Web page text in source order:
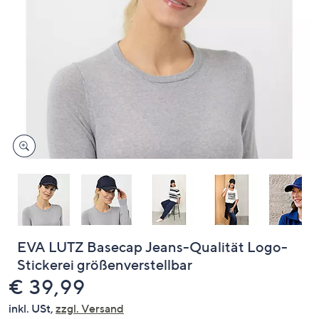
links
bzw.
diese
anzuzeigen.
EVA LUTZ Basecap Jeans-Qualität Logo-
Stickerei größenverstellbar
Gelöscht
€ 39,99
inkl. USt, zzgl. Versand